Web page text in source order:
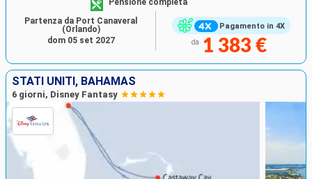
Pagamento in 4X
da 1 383 €
Partenza da Port Canaveral
(Orlando)
dom 05 set 2027
STATI UNITI, BAHAMAS
6 giorni, Disney Fantasy